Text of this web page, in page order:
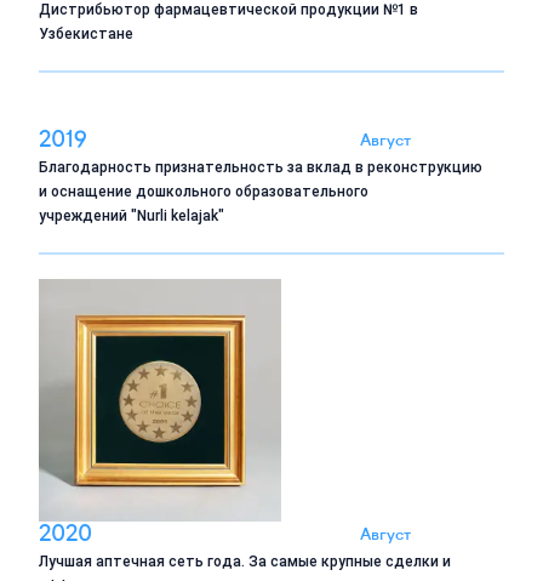
Дистрибьютор фармацевтической продукции №1 в
Узбекистане
2019 Август
Благодарность признательность за вклад в реконструкцию
и оснащение дошкольного образовательного
учреждений "Nurli kelajak"
2020 Август
Лучшая аптечная сеть года. За самые крупные сделки и